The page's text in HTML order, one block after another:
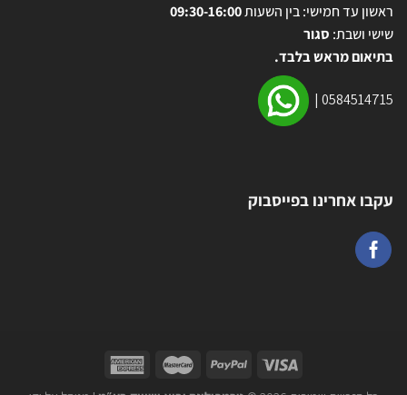
ראשון עד חמישי: בין השעות09:30-16:00
שישי ושבת: סגור
בתיאום מראש בלבד.
0584514715
|
עקבו אחרינו בפייסבוק